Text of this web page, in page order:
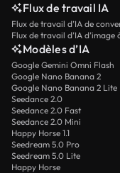
Flux de travail IA
Flux de travail d’IA de
Flux de travail d’IA d’image
Modèles d’IA
Google Gemini Omni Flash
Google Nano Banana 2
Google Nano Banana 2 Lite
Seedance 2.0
Seedance 2.0 Fast
Seedance 2.0 Mini
Happy Horse 1.1
Seedream 5.0 Pro
Seedream 5.0 Lite
Happy Horse